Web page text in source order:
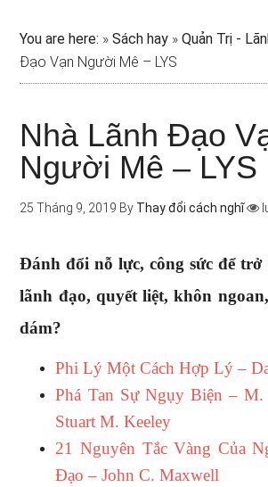
You are here: »Sách hay »Quản Trị -
Đạo Vạn Người Mê – LYS
Nhà Lãnh Đạo
Người Mê – LYS
25 Tháng 9, 2019 By Thay đổi cách nghĩ
Đánh đổi nỗ lực, công sức để
lãnh đạo, quyết liệt, khôn
dám?
Phi Lý Một Cách Hợp Lý –
Phá Tan Sự Ngụy Biện –
Stuart M. Keeley
21 Nguyên Tắc Vàng Của
Đạo – John C. Maxwell